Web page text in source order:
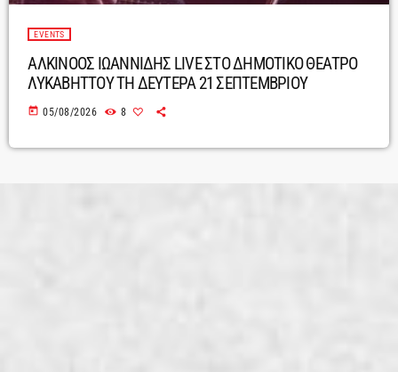
EVENTS
ΑΛΚΙΝΟΟΣ ΙΩΑΝΝΙΔΗΣ LIVE ΣΤΟ ΔΗΜΟΤΙΚΟ ΘΕΑΤΡΟ
ΛΥΚΑΒΗΤΤΟΥ ΤΗ ΔΕΥΤΕΡΑ 21 ΣΕΠΤΕΜΒΡΙΟΥ
today 05/08/2026 8